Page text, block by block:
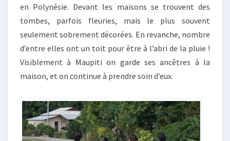
en Polynésie. Devant les maisons se trouvent des
tombes, parfois fleuries, mais le plus souvent
seulement sobrement décorées. En revanche, nombre
d’entre elles ont un toit pour être à l’abri de la pluie !
Visiblement à Maupiti on garde ses ancêtres à la
maison, et on continue à prendre soin d’eux.